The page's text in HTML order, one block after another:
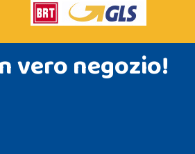
vero negozio!